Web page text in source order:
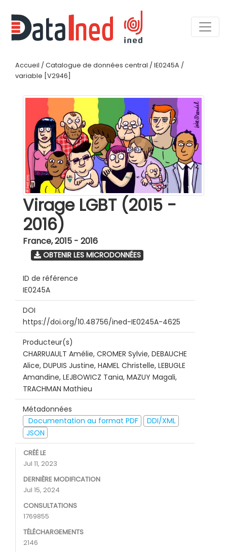
Accueil / Catalogue de données central / IE0245A /
variable [V2946]
Virage LGBT (2015 -
2016)
France,2015 - 2016
OBTENIR LES MICRODONNÉES
ID de référence
IE0245A
DOI
https://doi.org/10.48756/ined-IE0245A-4625
Producteur(s)
CHARRUAULT Amélie, CROMER Sylvie, DEBAUCHE
Alice, DUPUIS Justine, HAMEL Christelle, LEBUGLE
Amandine, LEJBOWICZ Tania, MAZUY Magali,
TRACHMAN Mathieu
Métadonnées
Documentation au format PDF
DDI/XML
JSON
CRÉÉ LE
Jul 11, 2023
DERNIÈRE MODIFICATION
Jul 15, 2024
CONSULTATIONS
1769855
TÉLÉCHARGEMENTS
2146